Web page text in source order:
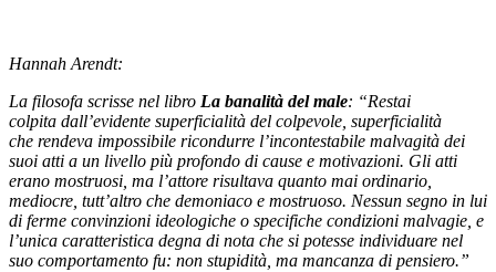
Hannah Arendt:
La filosofa scrisse nel libro La banalità del male: “Restai
colpita dall’evidente superficialità del colpevole, superficialità
che rendeva impossibile ricondurre l’incontestabile malvagità dei
suoi atti a un livello più profondo di cause e motivazioni. Gli atti
erano mostruosi, ma l’attore risultava quanto mai ordinario,
mediocre, tutt’altro che demoniaco e mostruoso. Nessun segno in lui
di ferme convinzioni ideologiche o specifiche condizioni malvagie, e
l’unica caratteristica degna di nota che si potesse individuare nel
suo comportamento fu: non stupidità, ma mancanza di pensiero.”